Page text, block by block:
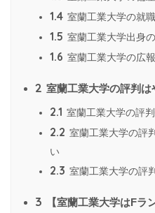
1.4 室蘭工業大学の就
1.5 室蘭工業大学出身
1.6 室蘭工業大学の広報
2 室蘭工業大学の評判は
2.1 室蘭工業大学の評
2.2 室蘭工業大学の評
い
2.3 室蘭工業大学の評
3 【室蘭工業大学はFラ